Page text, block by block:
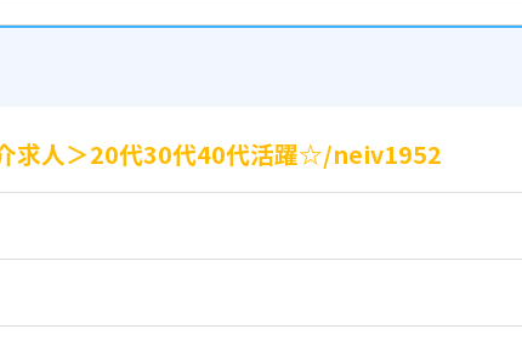
求人＞20代30代40代活躍☆/neiv1952